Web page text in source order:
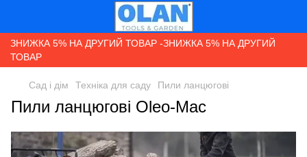
ЗНИЖКА 5% НА ДРУГИЙ ТОВАР -ЗНИЖКА 5% НА ДРУГИЙ
ТОВАР
Сад і дім Техніка для саду Пили ланцюгові
Пили ланцюгові Oleo-Mac